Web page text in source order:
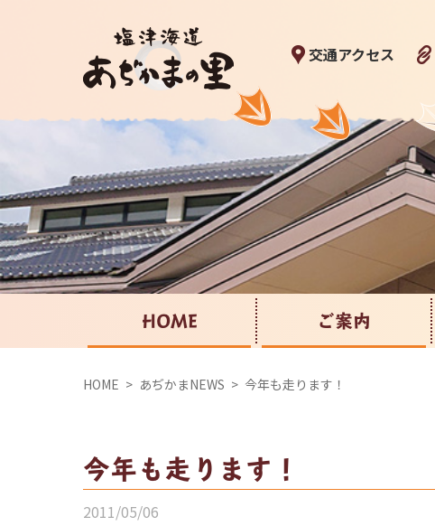
交通アクセス
HOME ご案内
HOME あぢかまNEWS 今年も走ります！
今年も走ります！
2011/05/06